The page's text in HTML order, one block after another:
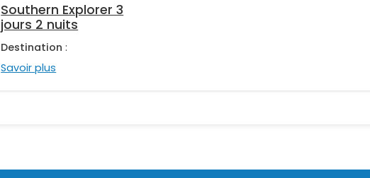
Southern Explorer 3
jours 2 nuits
Destination :
Savoir plus